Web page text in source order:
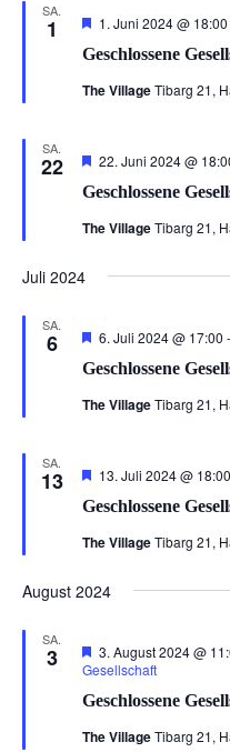
SA.
1
Geschlossene
Hervorgehoben
1. Juni 2024 @ 18:00
The VillageTibarg 21,
SA.
22
Geschlossene
Hervorgehoben
22. Juni 2024 @
The VillageTibarg 21,
Juli 2024
SA.
6
Geschlossene
Hervorgehoben
6. Juli 2024 @ 17:00 -
The VillageTibarg 21,
SA.
13
Geschlossene
Hervorgehoben
13. Juli 2024 @ 18:00
The VillageTibarg 21,
August 2024
SA.
3
Geschlossene
Hervorgehoben
3. August 2024 @
Gesellschaft
The VillageTibarg 21,